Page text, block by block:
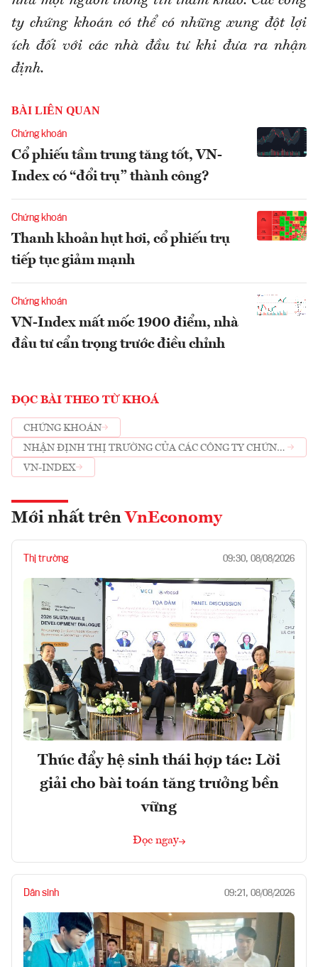
ty chứng khoán có thể có những xung đột lợi
ích đối với các nhà đầu tư khi đưa ra nhận
định.
BÀI LIÊN QUAN
Chứng khoán
Cổ phiếu tầm trung tăng tốt, VN-
Index có “đổi trụ” thành công?
Chứng khoán
Thanh khoản hụt hơi, cổ phiếu trụ
tiếp tục giảm mạnh
Chứng khoán
VN-Index mất mốc 1900 điểm, nhà
đầu tư cẩn trọng trước điều chỉnh
ĐỌC BÀI THEO TỪ KHOÁ
CHỨNG KHOÁN
NHẬN ĐỊNH THỊ TRƯỜNG CỦA CÁC CÔNG TY CHỨNG
KHOÁN
VN-INDEX
Mới nhất trên VnEconomy
Thị trường 09:30, 08/08/2026
Thúc đẩy hệ sinh thái hợp tác: Lời
giải cho bài toán tăng trưởng bền
vững
Đọc ngay
Dân sinh 09:21, 08/08/2026